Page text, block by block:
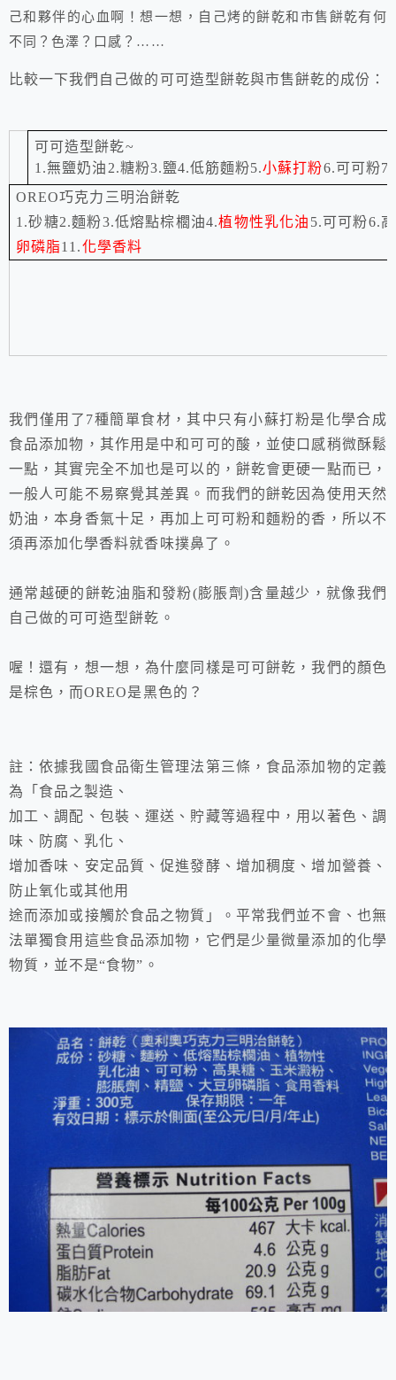
己和夥伴的心血啊！想一想，自己烤的餅乾和市售餅乾有何
不同？色澤？口感？ ……
比較一下我們自己做的可可造型餅乾與市售餅乾的成份：
可可造型餅乾~
1.無鹽奶油 2.糖粉3.鹽4.低筋麵粉5.小蘇打粉6.可可粉7.
OREO巧克力三明治餅乾
1.砂糖2.麵粉3.低熔點棕櫚油4.植物性乳化油 5.可可粉6.
卵磷脂11.化學香料
我們僅用了 7種簡單食材，其中只有小蘇打粉是化學合成
食品添加物，其作用是中和可可的酸，並使口感稍微酥鬆
一點，其實完全不加也是可以的，餅乾會更硬一點而已，
一般人可能不易察覺其差異。而我們的餅乾因為使用天然
奶油，本身香氣十足，再加上可可粉和麵粉的香，所以不
須再添加化學香料就香味撲鼻了。
通常越硬的餅乾油脂和發粉(膨脹劑)含量越少，就像我們
自己做的可可造型餅乾。
喔！還有，想一想，為什麼同樣是可可餅乾，我們的顏色
是棕色，而OREO是黑色的？
註：依據我國食品衛生管理法第三條，食品添加物的定義
為「食品之製造、
加工、調配、包裝、運送、貯藏等過程中，用以著色、調
味、防腐、乳化、
增加香味、安定品質、促進發酵、增加稠度、增加營養、
防止氧化或其他用
途而添加或接觸於食品之物質」。平常我們並不會、也無
法單獨食用這些食品添加物，它們是少量微量添加的化學
物質，並不是“食物”。